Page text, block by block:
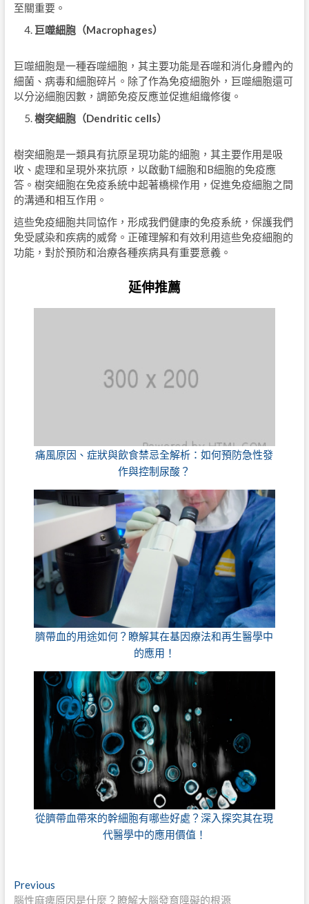
至關重要。
巨噬細胞（Macrophages）
巨噬細胞是一種吞噬細胞，其主要功能是吞噬和消化身體內的
細菌、病毒和細胞碎片。除了作為免疫細胞外，巨噬細胞還可
以分泌細胞因數，調節免疫反應並促進組織修復。
樹突細胞（Dendritic cells）
樹突細胞是一類具有抗原呈現功能的細胞，其主要作用是吸
收、處理和呈現外來抗原，以啟動T細胞和B細胞的免疫應
答。樹突細胞在免疫系統中起著橋樑作用，促進免疫細胞之間
的溝通和相互作用。
這些免疫細胞共同協作，形成我們健康的免疫系統，保護我們
免受感染和疾病的威脅。正確理解和有效利用這些免疫細胞的
功能，對於預防和治療各種疾病具有重要意義。
延伸推薦
痛風原因、症狀與飲食禁忌全解析：如何預防急性發
作與控制尿酸？
臍帶血的用途如何？瞭解其在基因療法和再生醫學中
的應用！
從臍帶血帶來的幹細胞有哪些好處？深入探究其在現
代醫學中的應用價值！
文
PreviousPrevious
post:
腦性麻痺原因是什麼？瞭解大腦發育障礙的根源